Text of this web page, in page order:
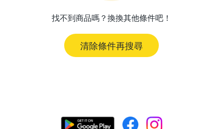
找不到商品嗎？換換其他條件吧！
清除條件再搜尋